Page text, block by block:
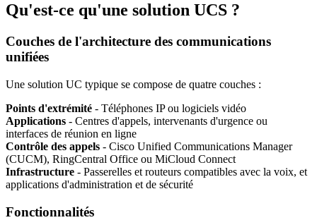
Qu'est-ce qu'une solution UCS ?
Couches de l'architecture des communications
unifiées
Une solution UC typique se compose de quatre couches :
Points d'extrémité - Téléphones IP ou logiciels vidéo
Applications - Centres d'appels, intervenants d'urgence ou
interfaces de réunion en ligne
Contrôle des appels - Cisco Unified Communications Manager
(CUCM), RingCentral Office ou MiCloud Connect
Infrastructure - Passerelles et routeurs compatibles avec la voix, et
applications d'administration et de sécurité
Fonctionnalités